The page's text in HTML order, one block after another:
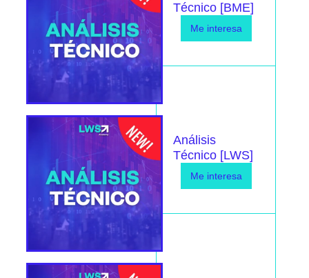
Técnico [BME]
Me interesa
Análisis
Técnico [LWS]
Me interesa